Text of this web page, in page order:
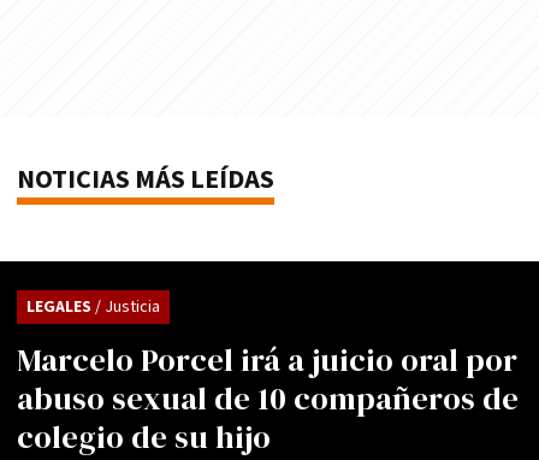
NOTICIAS MÁS LEÍDAS
Marcelo Porcel irá a juicio oral por
abuso sexual de 10 compañeros de
colegio de su hijo
LEGALES / Justicia